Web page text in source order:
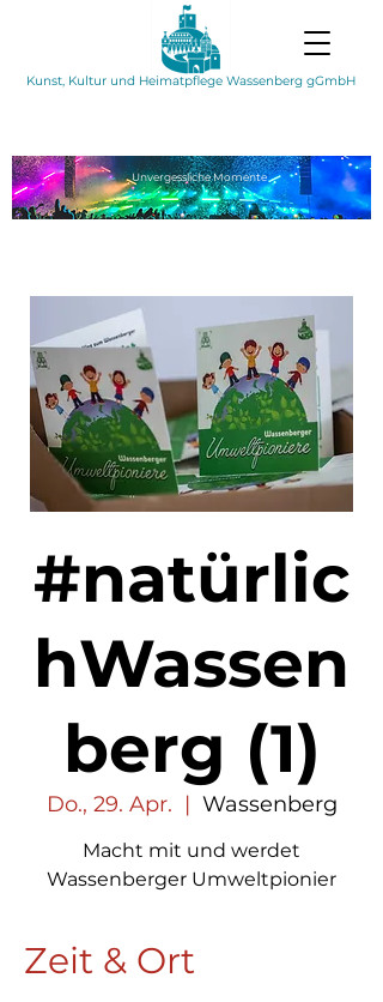
Kunst, Kultur und Heimatpflege Wassenberg gGmbH
UnvergesslicheMomente
#natürlic
hWassen
berg (1)
Do., 29. Apr.
  |
Wassenberg
Macht mit und werdet
Wassenberger Umweltpionier
Zeit & Ort